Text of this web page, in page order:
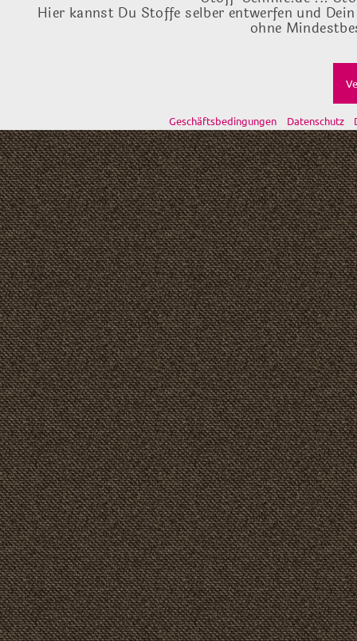
Hier kannst Du Stoffe selber entwerfen und
ohne
Geschäftsbedingungen Datenschutz